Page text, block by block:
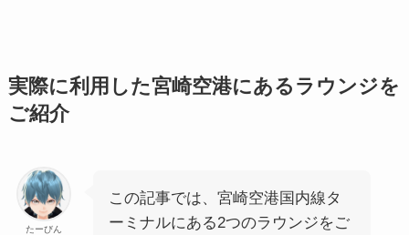
実際に利用した宮崎空港にあるラウンジを
ご紹介
たーびん
この記事では、宮崎空港国内線タ
ーミナルにある2つのラウンジをご